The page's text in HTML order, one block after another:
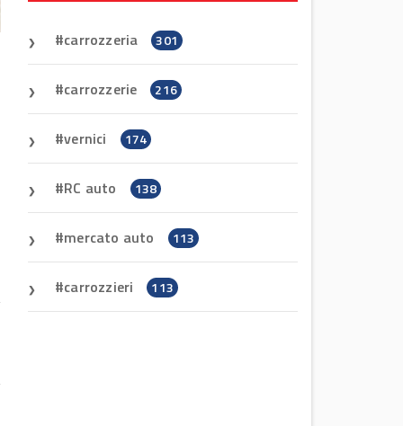
carrozzeria 301
carrozzerie 216
vernici 174
RC auto 138
mercato auto 113
carrozzieri 113